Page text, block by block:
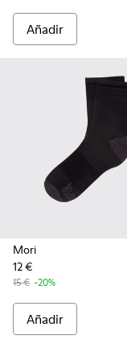
Añadir
Mori
12 €
15 € -20%
Añadir